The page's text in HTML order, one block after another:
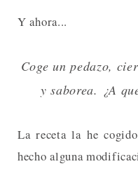
Y ahora...
Coge un pedazo,
y saborea. ¿A
La receta la he
hecho alguna